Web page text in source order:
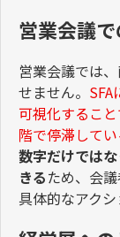
営業会議
営業会議では
せません。 SFA
可視化するこ
階で停滞して
数字だけでは
きるため、会
具体的なアク